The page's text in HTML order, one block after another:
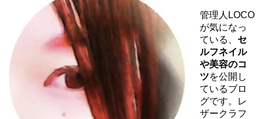
管理人LOCO
が気になっ
ている、 セ
ルフネイル
や美容のコ
ツを公開し
ているブロ
グです。レ
ザークラフ